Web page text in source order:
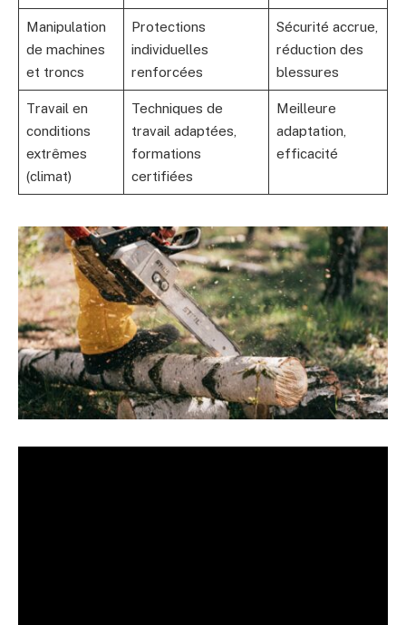
Manipulation
de machines
et troncs
Protections
individuelles
renforcées
Sécurité accrue,
réduction des
blessures
Travail en
conditions
extrêmes
(climat)
Techniques de
travail adaptées,
formations
certifiées
Meilleure
adaptation,
efficacité